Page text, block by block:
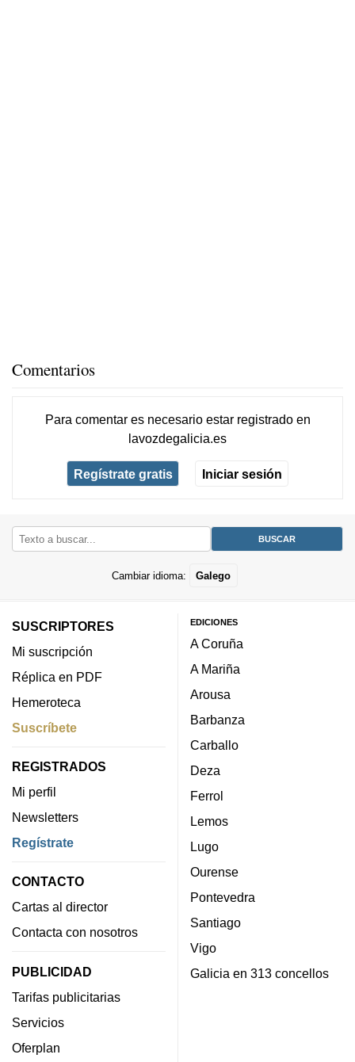
Comentarios
Para comentar es necesario estar registradoen
lavozdegalicia.es
Regístrate gratis Iniciar sesión
Cambiar idioma: Galego
SUSCRIPTORES
Mi suscripción
Réplica en PDF
Hemeroteca
Suscríbete
REGISTRADOS
Mi perfil
Newsletters
Regístrate
CONTACTO
Cartas al director
Contacta con nosotros
PUBLICIDAD
Tarifas publicitarias
Servicios
Oferplan
EDICIONES
A Coruña
A Mariña
Arousa
Barbanza
Carballo
Deza
Ferrol
Lemos
Lugo
Ourense
Pontevedra
Santiago
Vigo
Galicia en 313 concellos